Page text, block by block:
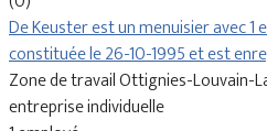
De Keuster est un menuisier avec 1
constituée le 26-10-1995 et est
Zone de travail Ottignies-Louvain-
entreprise individuelle